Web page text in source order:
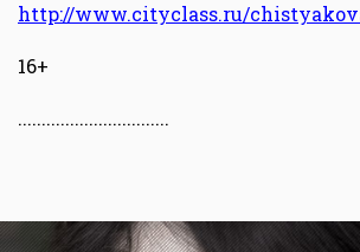
http://www.cityclass.ru/
16+
................................